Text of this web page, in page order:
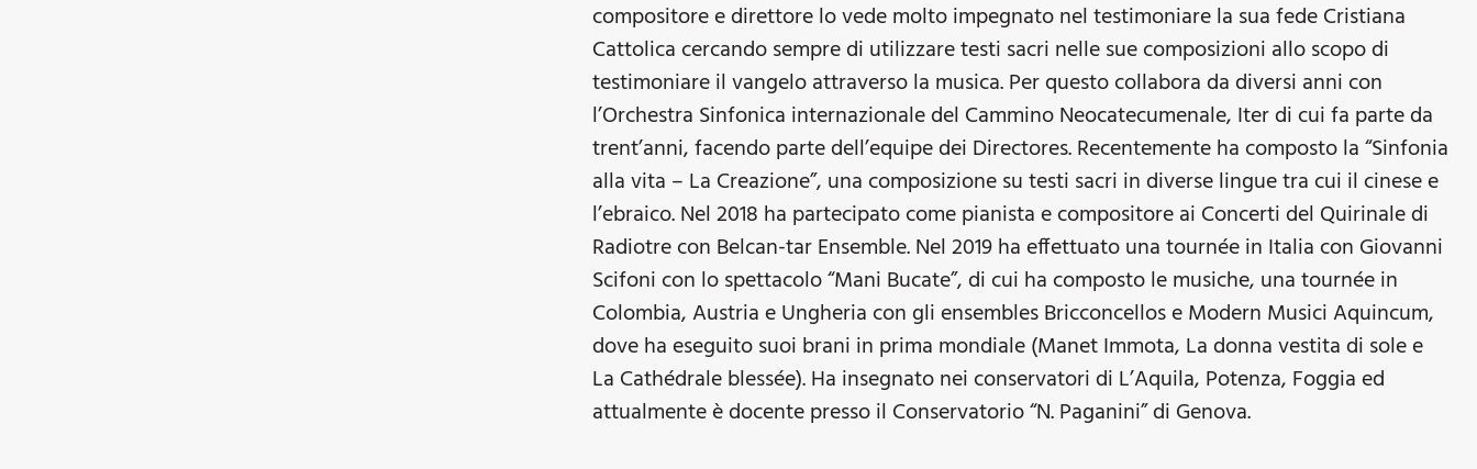
compositore e direttore lo vede molto impegnato nel testimoniare la sua fede Cristiana
Cattolica cercando sempre di utilizzare testi sacri nelle sue composizioni allo scopo di
testimoniare il vangelo attraverso la musica. Per questo collabora da diversi anni con
l’Orchestra Sinfonica internazionale del Cammino Neocatecumenale, Iter di cui fa parte da
trent’anni, facendo parte dell’equipe dei Directores. Recentemente ha composto la “Sinfonia
alla vita – La Creazione”, una composizione su testi sacri in diverse lingue tra cui il cinese e
l’ebraico. Nel 2018 ha partecipato come pianista e compositore ai Concerti del Quirinale di
Radiotre con Belcan-tar Ensemble. Nel 2019 ha effettuato una tournée in Italia con Giovanni
Scifoni con lo spettacolo “Mani Bucate”, di cui ha composto le musiche, una tournée in
Colombia, Austria e Ungheria con gli ensembles Bricconcellos e Modern Musici Aquincum,
dove ha eseguito suoi brani in prima mondiale (Manet Immota, La donna vestita di sole e
La Cathédrale blessée). Ha insegnato nei conservatori di L’Aquila, Potenza, Foggia ed
attualmente è docente presso il Conservatorio “N. Paganini” di Genova.